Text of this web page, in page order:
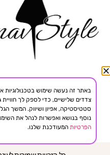
צדדים שלישיים, כדי לספק לך חוויית
סטטיסטיקה, אפיון ושיווק. המשך
נוסף בנושא ואפשרות לנהל את
הפרטיות המעודכנת שלנו.